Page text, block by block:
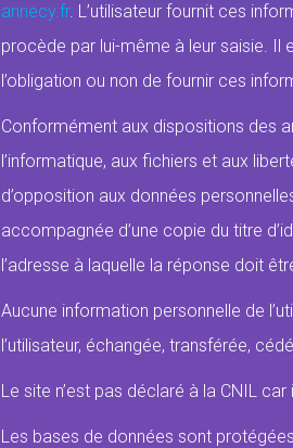
annecy.fr. L’utilisateur fournit ces
procède par lui-même à leur saisie. Il
l’obligation ou non de fournir ces
Conformément aux dispositions des
l’informatique, aux fichiers et aux
d’opposition aux données
accompagnée d’une copie du titre
l’adresse à laquelle la réponse doit
Aucune information personnelle de
l’utilisateur, échangée, transférée,
Le site n’est pas déclaré à la CNIL
Les bases de données sont